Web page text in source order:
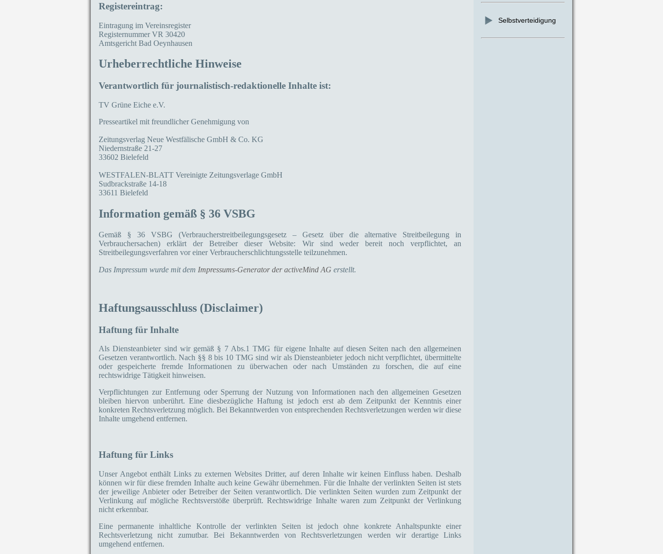
Selbstverteidigung
Registereintrag:
Eintragung im Vereinsregister
Registernummer VR 30420
Amtsgericht Bad Oeynhausen
Urheberrechtliche Hinweise
Verantwortlich für journalistisch-redaktionelle Inhalte ist:
TV Grüne Eiche e.V.
Presseartikel mit freundlicher Genehmigung von
Zeitungsverlag Neue Westfälische GmbH & Co. KG
Niedernstraße 21-27
33602 Bielefeld
WESTFALEN-BLATT Vereinigte Zeitungsverlage GmbH
Sudbrackstraße 14-18
33611 Bielefeld
Information gemäß § 36 VSBG
Gemäß § 36 VSBG (Verbraucherstreitbeilegungsgesetz – Gesetz über die alternative Streitbeilegung in
Verbrauchersachen) erklärt der Betreiber dieser Website: Wir sind weder bereit noch verpflichtet, an
Streitbeilegungsverfahren vor einer Verbraucherschlichtungsstelle teilzunehmen.
Das Impressum wurde mit dem Impressums-Generator der activeMind AG erstellt.
Haftungsausschluss (Disclaimer)
Haftung für Inhalte
Als Diensteanbieter sind wir gemäß § 7 Abs.1 TMG für eigene Inhalte auf diesen Seiten nach den allgemeinen
Gesetzen verantwortlich. Nach §§ 8 bis 10 TMG sind wir als Diensteanbieter jedoch nicht verpflichtet, übermittelte
oder gespeicherte fremde Informationen zu überwachen oder nach Umständen zu forschen, die auf eine
rechtswidrige Tätigkeit hinweisen.
Verpflichtungen zur Entfernung oder Sperrung der Nutzung von Informationen nach den allgemeinen Gesetzen
bleiben hiervon unberührt. Eine diesbezügliche Haftung ist jedoch erst ab dem Zeitpunkt der Kenntnis einer
konkreten Rechtsverletzung möglich. Bei Bekanntwerden von entsprechenden Rechtsverletzungen werden wir diese
Inhalte umgehend entfernen.
Haftung für Links
Unser Angebot enthält Links zu externen Websites Dritter, auf deren Inhalte wir keinen Einfluss haben. Deshalb
können wir für diese fremden Inhalte auch keine Gewähr übernehmen. Für die Inhalte der verlinkten Seiten ist stets
der jeweilige Anbieter oder Betreiber der Seiten verantwortlich. Die verlinkten Seiten wurden zum Zeitpunkt der
Verlinkung auf mögliche Rechtsverstöße überprüft. Rechtswidrige Inhalte waren zum Zeitpunkt der Verlinkung
nicht erkennbar.
Eine permanente inhaltliche Kontrolle der verlinkten Seiten ist jedoch ohne konkrete Anhaltspunkte einer
Rechtsverletzung nicht zumutbar. Bei Bekanntwerden von Rechtsverletzungen werden wir derartige Links
umgehend entfernen.